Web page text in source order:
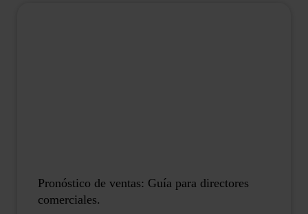
Pronóstico de ventas: Guía para directores
comerciales.